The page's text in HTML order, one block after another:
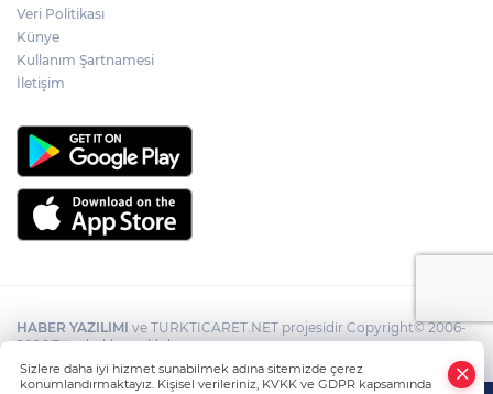
Veri Politikası
Künye
Kullanım Şartnamesi
İletişim
HABER YAZILIMI ve TURKTICARET.NET projesidir Copyright© 2006-
2026 Tüm hakları saklıdır.
Sizlere daha iyi hizmet sunabilmek adına sitemizde çerez
konumlandırmaktayız. Kişisel verileriniz, KVKK ve GDPR kapsamında